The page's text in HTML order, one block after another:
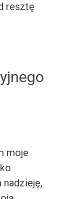
resztę
moje
nadzieję,